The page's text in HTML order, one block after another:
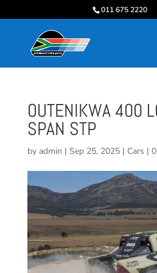
011 675 2220
OUTENIKWA 400
SPAN STP
by admin | Sep 25, 2025| Cars |